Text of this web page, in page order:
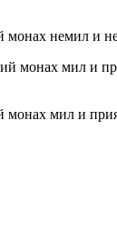
немил и
монах мил и
мил и